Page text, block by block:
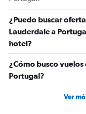
to
¿Puedo buscar
Lauderdale a
hotel?
¿Cómo busco
Portugal?
Ver